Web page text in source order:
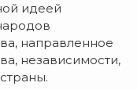
идеей
направленное
независимости,